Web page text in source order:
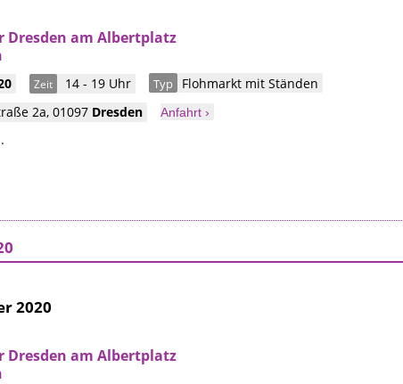
Dresden am Albertplatz
Zeit 14 - 19 Uhr Typ Flohmarkt mit Ständen
2a, 01097 Dresden Anfahrt ›
2020
Dresden am Albertplatz